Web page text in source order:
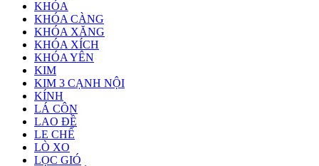
KHÓA
KHÓA CÀNG
KHÓA XĂNG
KHÓA XÍCH
KHÓA YÊN
KIM
KIM 3 CẠNH NỘI
KÍNH
LÁ CÔN
LAO ĐỀ
LE CHẾ
LÒ XO
LỌC GIÓ